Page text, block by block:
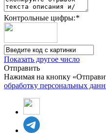
Контрольные цифры:*
Показать другое число
Отправить
Нажимая на кнопку
обработку персональных